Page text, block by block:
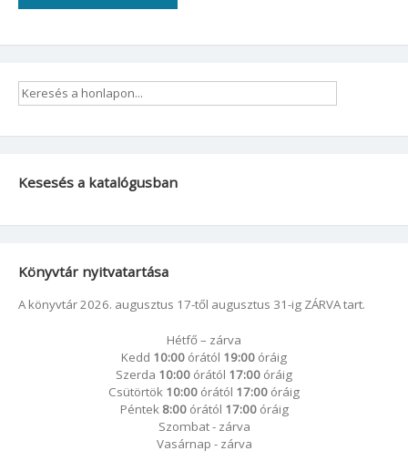
Kesesés a katalógusban
Könyvtár nyitvatartása
A könyvtár 2026. augusztus 17-től augusztus 31-ig ZÁRVA tart.
Hétfő – zárva
Kedd 10:00 órától 19:00 óráig
Szerda 10:00 órától 17:00 óráig
Csütörtök 10:00 órától 17:00 óráig
Péntek 8:00órától 17:00óráig
Szombat - zárva
Vasárnap - zárva